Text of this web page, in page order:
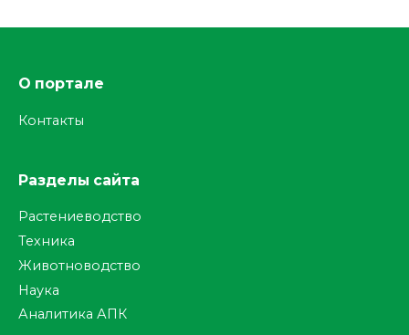
О портале
Контакты
Разделы сайта
Растениеводство
Техника
Животноводство
Наука
Аналитика АПК